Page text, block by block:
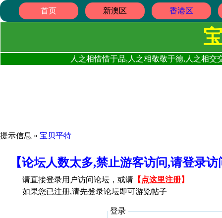
首页 新澳区 香港区
人之相惜惜于品,人之相敬敬于德,人之相
提示信息 » 宝贝平特
【论坛人数太多,禁止游客访问,请登录
请直接登录用户访问论坛，或请 【 点这里注册】
如果您已注册,请先登录论坛即可游览帖子
登录